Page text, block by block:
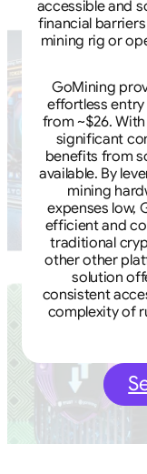
accessible and
financial
mining rig or
GoMining
effortless
from ~$26.
significant
benefits from
available. By
mining
expenses low,
efficient and
traditional
other other
solution
consistent
complexity of